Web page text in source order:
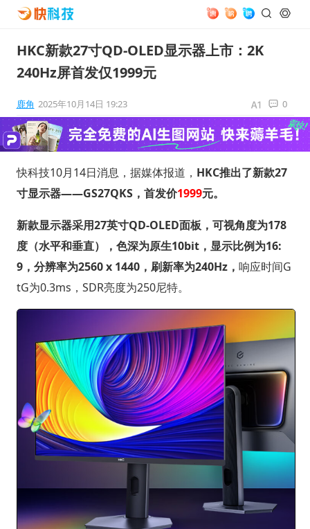
HKC新款27寸QD-OLED显示器上市：2K
240Hz屏首发仅1999元
鹿角 2025年10月14日 19:23 0
快科技10月14日消息，据媒体报道， HKC推出了新款27
寸显示器——GS27QKS，首发价1999元。
新款显示器采用27英寸QD-OLED面板，可视角度为178
度（水平和垂直），色深为原生10bit，显示比例为16:
9，分辨率为2560 x 1440，刷新率为240Hz， 响应时间G
tG为0.3ms，SDR亮度为250尼特。